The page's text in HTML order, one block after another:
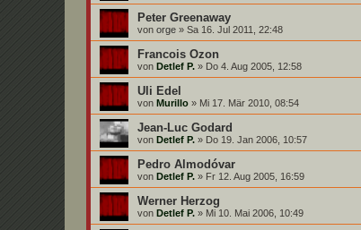
Peter Greenaway
von orge » Sa 16. Jul 2011, 22:48
Francois Ozon
von Detlef P. » Do 4. Aug 2005, 12:58
Uli Edel
von Murillo » Mi 17. Mär 2010, 08:54
Jean-Luc Godard
von Detlef P. » Do 19. Jan 2006, 10:57
Pedro Almodóvar
von Detlef P. » Fr 12. Aug 2005, 16:59
Werner Herzog
von Detlef P. » Mi 10. Mai 2006, 10:49